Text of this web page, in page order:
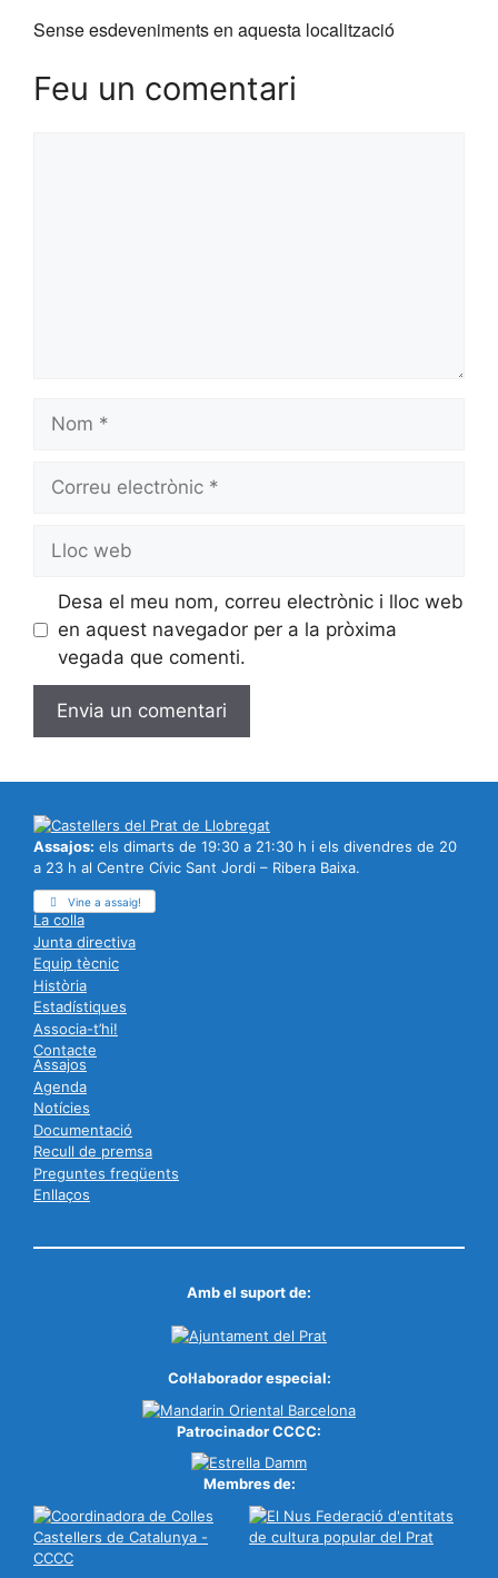
Sense esdeveniments en aquesta localització
Feu un comentari
electrònic
web
Desa el meu nom, correu electrònic i lloc web
en aquest navegador per a la pròxima
vegada que comenti.
Assajos: els dimarts de 19:30 a 21:30 h i els divendres de 20
a 23 h al Centre Cívic Sant Jordi – Ribera Baixa.
Vine a assaig!
La colla
Junta directiva
Equip tècnic
Història
Estadístiques
Associa-t’hi!
Contacte
Assajos
Agenda
Notícies
Documentació
Recull de premsa
Preguntes freqüents
Enllaços
Amb el suport de:
Col·laborador especial:
Patrocinador CCCC:
Membres de: